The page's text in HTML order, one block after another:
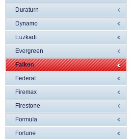
Duraturn
Dynamo
Euzkadi
Evergreen
Falken
Federal
Firemax
Firestone
Formula
Fortune